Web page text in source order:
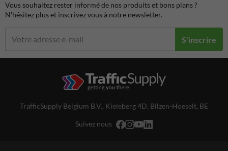
Vous souhaitez rester informé de nos produits et bons plans ?
N'hésitez plus et inscrivez vous à notre newsletter.
S'inscrire
TrafficSupply Belgium B.V., Kieleberg 4D, Bilzen-Hoeselt, BE
Suivez nous